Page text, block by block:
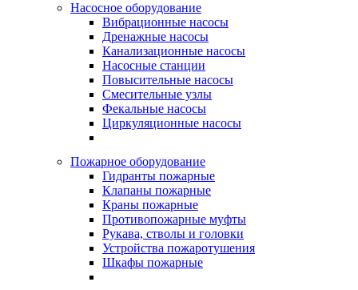
Насосное оборудование
Вибрационные насосы
Дренажные насосы
Канализационные насосы
Насосные станции
Повысительные насосы
Смесительные узлы
Фекальные насосы
Циркуляционные насосы
Пожарное оборудование
Гидранты пожарные
Клапаны пожарные
Краны пожарные
Противопожарные муфты
Рукава, стволы и головки
Устройства пожаротушения
Шкафы пожарные